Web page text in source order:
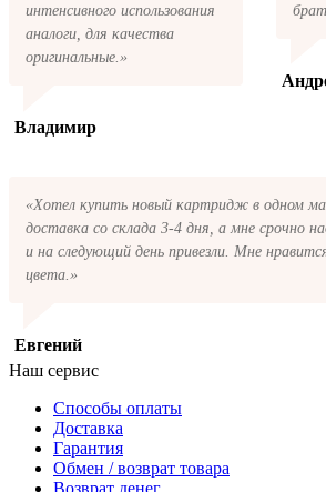
интенсивного использования
аналоги, для качества
оригинальные.»
Владимир
«Хотел купить новый картридж в одном
доставка со склада 3-4 дня, а мне срочно
и на следующий день привезли. Мне
цвета.»
Евгений
Наш сервис
Способы оплаты
Доставка
Гарантия
Обмен / возврат товара